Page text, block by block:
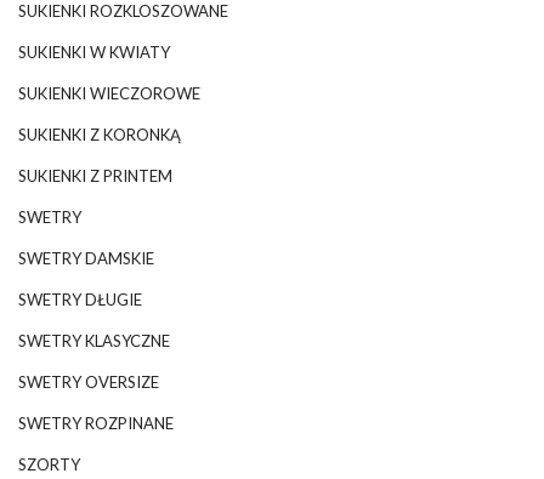
SUKIENKI ROZKLOSZOWANE
SUKIENKI W KWIATY
SUKIENKI WIECZOROWE
SUKIENKI Z KORONKĄ
SUKIENKI Z PRINTEM
SWETRY
SWETRY DAMSKIE
SWETRY DŁUGIE
SWETRY KLASYCZNE
SWETRY OVERSIZE
SWETRY ROZPINANE
SZORTY